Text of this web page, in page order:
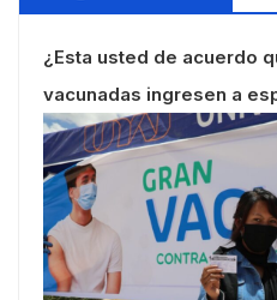
¿Esta usted de acuerdo
vacunadas ingresen a